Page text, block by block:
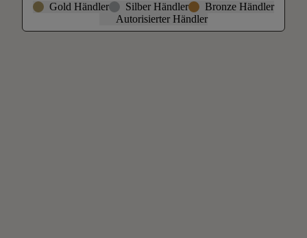
Gold Händler Silber Händler
Bronze Händler
Autorisierter Händler